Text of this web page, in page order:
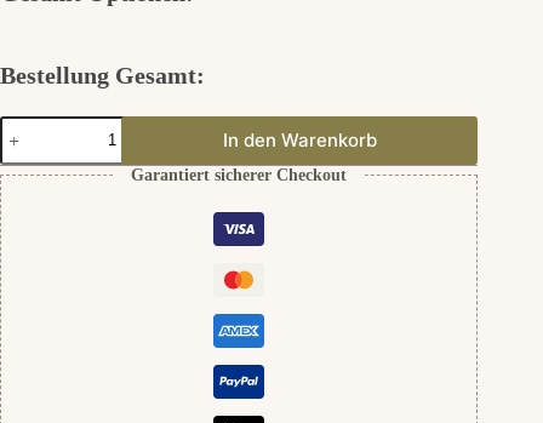
Bestellung Gesamt:
Tropfen
Leila
925er
Silber
Menge
In den Warenkorb
Garantiert sicherer Checkout